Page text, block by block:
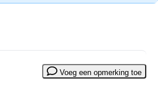
Voeg een opmerking toe